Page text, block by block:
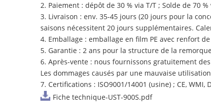
2. Paiement : dépôt de 30 % via T/T ; Solde de 70
3. Livraison : env. 35-45 jours (20 jours pour la
saisons nécessitent 20 jours supplémentaires.
4. Emballage : emballage en film PE avec renfort
5. Garantie : 2 ans pour la structure de la
6. Après-vente : nous fournissons gratuitement
Les dommages causés par une mauvaise
7. Certifications : ISO9001/14001 (usine) ; CE, WMI,
Fiche technique-UST-900S.pdf